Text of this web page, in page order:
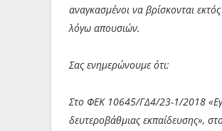
αναγκασμένοι να βρίσκονται
λόγω απουσιών.
Σας ενημερώνουμε ότι:
Στο ΦΕΚ 10645/ΓΔ4/23-1/2018
δευτεροβάθμιας εκπαίδευσης»,